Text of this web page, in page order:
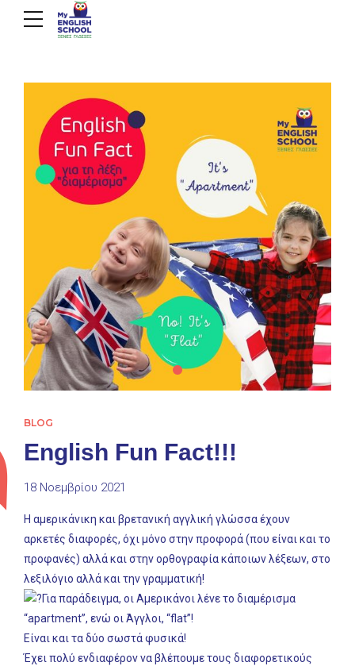
BLOG
English Fun Fact!!!
18 Νοεμβρίου 2021
Η αμερικάνικη και βρετανική αγγλική γλώσσα έχουν
αρκετές διαφορές, όχι μόνο στην προφορά (που είναι και το
προφανές) αλλά και στην ορθογραφία κάποιων λέξεων, στο
λεξιλόγιο αλλά και την γραμματική!
Για παράδειγμα, οι Αμερικάνοι λένε το διαμέρισμα
“apartment”, ενώ οι Άγγλοι, “flat”!
Είναι και τα δύο σωστά φυσικά!
Έχει πολύ ενδιαφέρον να βλέπουμε τους διαφορετικούς